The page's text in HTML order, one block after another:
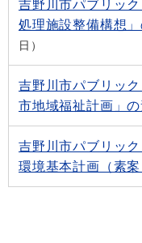
吉野川市パブリッ
処理施設整備構想
日
吉野川市パブリッ
市地域福祉計画」
吉野川市パブリッ
環境基本計画（素